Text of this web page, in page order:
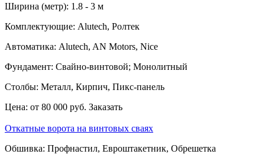
Ширина (метр): 1.8 - 3 м
Комплектующие: Alutech, Ролтек
Автоматика: Alutech, AN Motors, Nice
Фундамент: Свайно-винтовой; Монолитный
Столбы: Металл, Кирпич, Пикс-панель
Цена: от 80 000 руб. Заказать
Откатные ворота на винтовых сваях
Обшивка: Профнастил, Евроштакетник, Обрешетка